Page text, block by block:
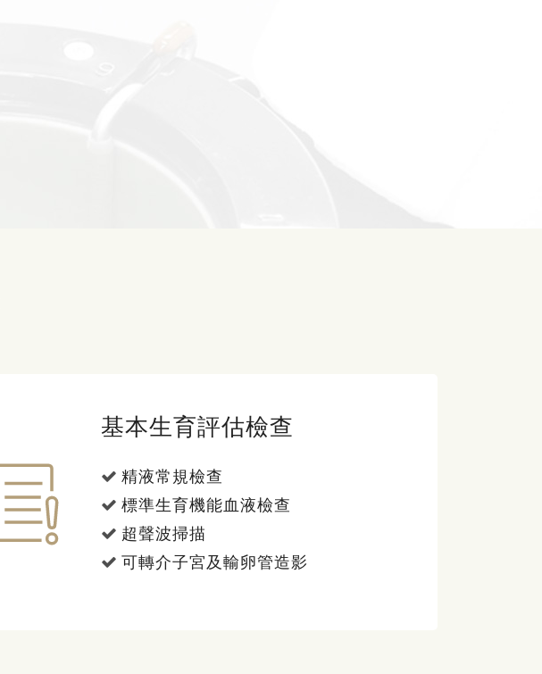
基本生育評估檢查
精液常規檢查
標準生育機能血液檢查
超聲波掃描
可轉介子宮及輸卵管造影